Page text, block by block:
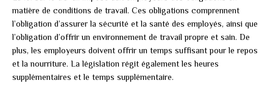
matière de conditions de travail. Ces obligations comprennent
l’obligation d’assurer la sécurité et la santé des employés, ainsi que
l’obligation d’offrir un environnement de travail propre et sain. De
plus, les employeurs doivent offrir un temps suffisant pour le repos
et la nourriture. La législation régit également les heures
supplémentaires et le temps supplémentaire.